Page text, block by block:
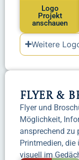
Logo
Projekt
anschauen
Weitere
Flyer &
Flyer und
Möglichkeit,
ansprechend zu
Printmedien,
visuell im